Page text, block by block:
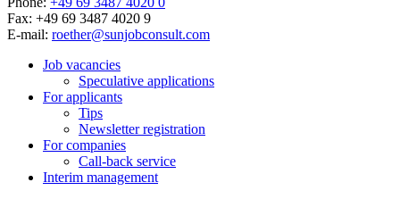
Fax: +49 69 3487 4020 9
E-mail: roether@sunjobconsult.com
Job vacancies
Speculative applications
For applicants
Tips
Newsletter registration
For companies
Call-back service
Interim management